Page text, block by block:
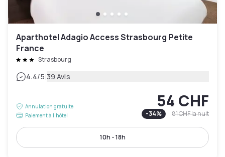
Aparthotel Adagio Access Strasbourg Petite
France
Strasbourg
4.4/5|39 Avis
Annulation gratuite
Paiement à l'hôtel
54 CHF
-34% 81 CHFla nuit
10h - 18h